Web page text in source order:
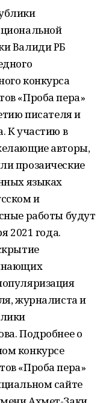
Валиди РБ
конкурса
«Проба пера»
писателя и
К участию в
авторы,
прозаические
языках
и
работы будут
2021 года.
журналиста и
Подробнее о
конкурсе
«Проба пера»
сайте